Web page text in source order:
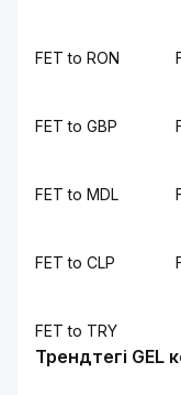
FET to RON
FET to GBP
FET to MDL
FET to CLP
FET to TRY
Трендтегі GEL